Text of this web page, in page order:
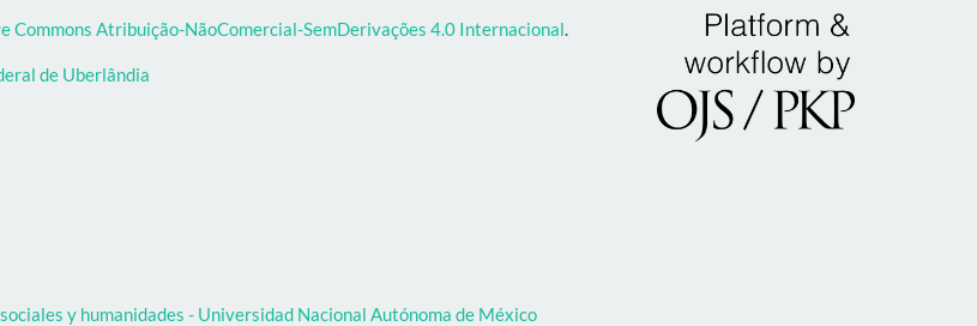
Commons Atribuição-NãoComercial-SemDerivações 4.0 Internacional.
de Uberlândia
y humanidades - Universidad Nacional Autónoma de México